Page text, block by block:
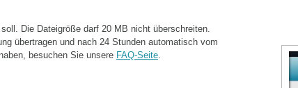
Die Dateigröße darf 20 MB nicht überschreiten.
übertragen und nach 24 Stunden automatisch vom
besuchen Sie unsere FAQ-Seite.